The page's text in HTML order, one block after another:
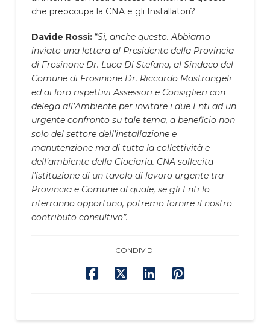
che preoccupa la CNA e gli Installatori?
Davide Rossi: “Si, anche questo. Abbiamo
inviato una lettera al Presidente della Provincia
di Frosinone Dr. Luca Di Stefano, al Sindaco del
Comune di Frosinone Dr. Riccardo Mastrangeli
ed ai loro rispettivi Assessori e Consiglieri con
delega all’Ambiente per invitare i due Enti ad un
urgente confronto su tale tema, a beneficio non
solo del settore dell’installazione e
manutenzione ma di tutta la collettività e
dell’ambiente della Ciociaria. CNA sollecita
l’istituzione di un tavolo di lavoro urgente tra
Provincia e Comune al quale, se gli Enti lo
riterranno opportuno, potremo fornire il nostro
contributo consultivo”.
CONDIVIDI